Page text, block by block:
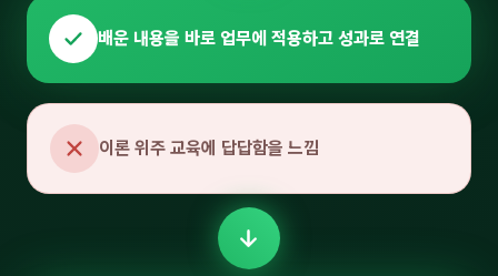
배운 내용을 바로 업무에 적용하고 성과로 연결
이론 위주 교육에 답답함을 느낌